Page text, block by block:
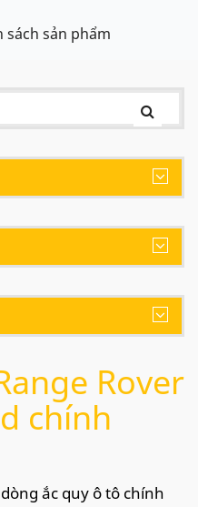
sách sản phẩm
Rover
chính
ắc quy ô tô chính